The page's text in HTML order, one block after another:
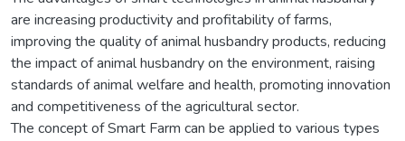
are increasing productivity and profitability of farms,
improving the quality of animal husbandry products, reducing
the impact of animal husbandry on the environment, raising
standards of animal welfare and health, promoting innovation
and competitiveness of the agricultural sector.
The concept of Smart Farm can be applied to various types